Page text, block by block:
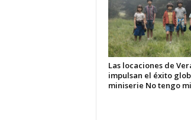
Las locaciones de
impulsan el éxito
miniserie No tengo